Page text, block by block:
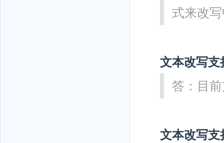
式来改
文本改写
答：目
文本改写